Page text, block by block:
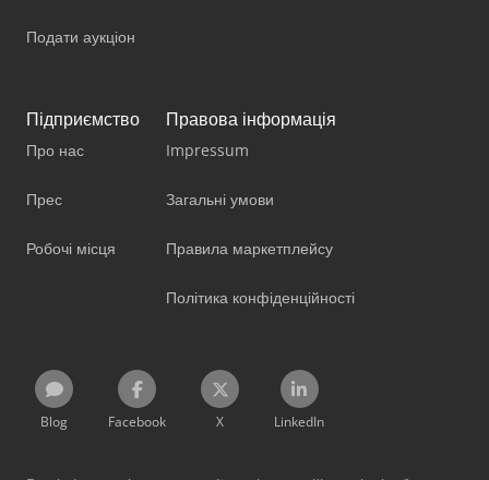
Подати аукціон
Підприємство
Про нас
Прес
Робочі місця
Правова інформація
Impressum
Загальні умови
Правила маркетплейсу
Політика конфіденційності
Blog Facebook X LinkedIn